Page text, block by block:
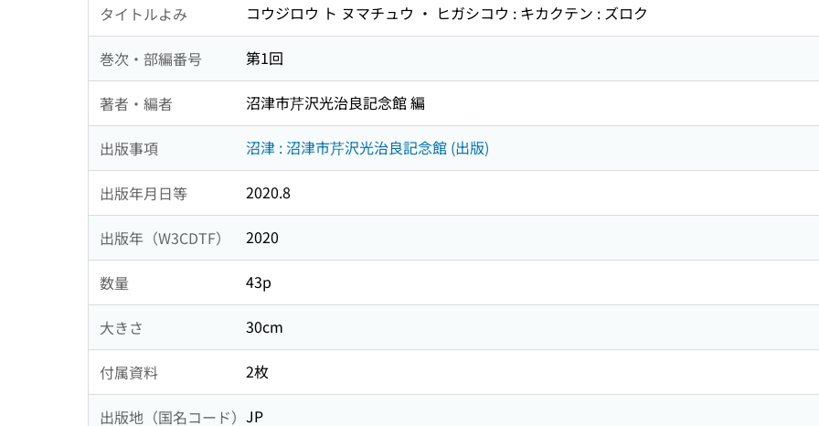
タイトルよみ コウジロウ ト ヌマチュウ ・ ヒガシコウ : キカクテン : ズロク
巻次・部編番号 第1回
著者・編者 沼津市芹沢光治良記念館 編
出版事項 沼津 : 沼津市芹沢光治良記念館 (出版)
出版年月日等 2020.8
出版年（W3CDTF） 2020
数量 43p
大きさ 30cm
付属資料 2枚
出版地（国名コード） JP